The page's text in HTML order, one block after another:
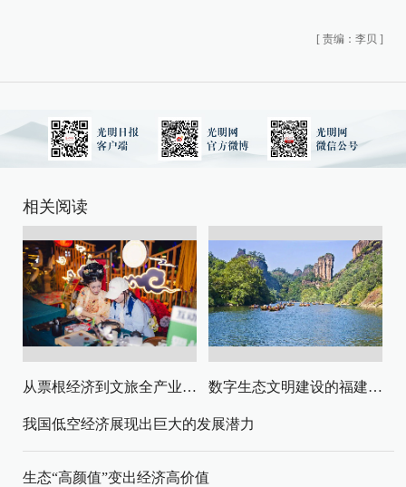
[ 责编：李贝 ]
相关阅读
从票根经济到文旅全产业链升级 数字生态文明建设的福建路径与启示
我国低空经济展现出巨大的发展潜力
生态“高颜值”变出经济高价值